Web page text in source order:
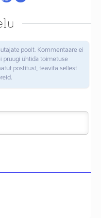
poolt. Kommentaare ei
pruugi ühtida toimetuse
postitust, teavita sellest